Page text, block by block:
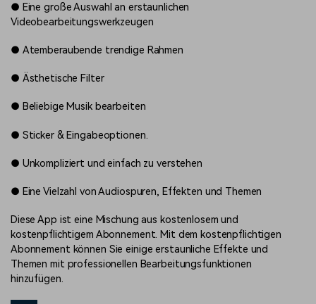
● Eine große Auswahl an erstaunlichen
Videobearbeitungswerkzeugen
● Atemberaubende trendige Rahmen
● Ästhetische Filter
● Beliebige Musik bearbeiten
● Sticker & Eingabeoptionen.
● Unkompliziert und einfach zu verstehen
● Eine Vielzahl von Audiospuren, Effekten und Themen
Diese App ist eine Mischung aus kostenlosem und
kostenpflichtigem Abonnement. Mit dem kostenpflichtigen
Abonnement können Sie einige erstaunliche Effekte und
Themen mit professionellen Bearbeitungsfunktionen
hinzufügen.